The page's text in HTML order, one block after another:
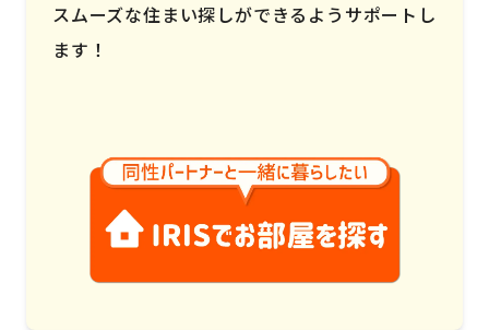
スムーズな住まい探しができるようサポートし
ます！